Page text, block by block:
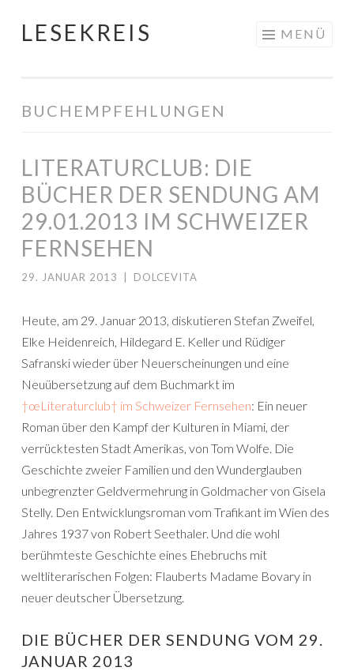
Springe
LESEKREIS MENÜ
BUCHEMPFEHLUNGEN
LITERATURCLUB: DIE
BÜCHER DER SENDUNG AM
29.01.2013 IM SCHWEIZER
FERNSEHEN
29. JANUAR 2013 DOLCEVITA
Heute, am 29. Januar 2013, diskutieren Stefan Zweifel,
Elke Heidenreich, Hildegard E. Keller und Rüdiger
Safranski wieder über Neuerscheinungen und eine
Neuübersetzung auf dem Buchmarkt im
†œLiteraturclub† im Schweizer Fernsehen: Ein neuer
Roman über den Kampf der Kulturen in Miami, der
verrücktesten Stadt Amerikas, von Tom Wolfe. Die
Geschichte zweier Familien und den Wunderglauben
unbegrenzter Geldvermehrung in Goldmacher von Gisela
Stelly. Den Entwicklungsroman vom Trafikant im Wien des
Jahres 1937 von Robert Seethaler. Und die wohl
berühmteste Geschichte eines Ehebruchs mit
weltliterarischen Folgen: Flauberts Madame Bovary in
neuer deutscher Übersetzung.
DIE BÜCHER DER SENDUNG VOM 29.
JANUAR 2013